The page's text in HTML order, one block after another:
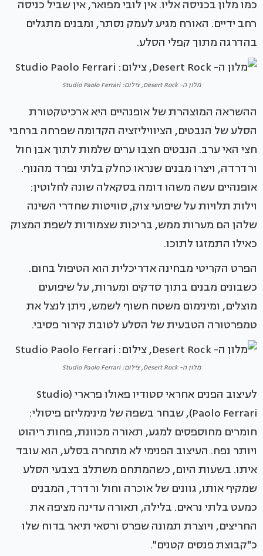
כמו מלון בכניסה אליו. אין לובי מפואר, אין שביל כניסה
רחב ידיים. האורח מגיע לעמק נסתר, ומבנים מתגלים
בהדרגה מתוך קפלי הסלע.
מלון ה- Desert Rock, צילום: Studio Paolo Ferrari
ההשראה המוצהרת של אופנהיים היא ארכיטקטורת
הסלע של הנבטים, הציוויליזציה הקדומה שפרחה ברחבי
חצי האי ערב. הנבטים חצבו ערים שלמות לתוך אבן חול
ורדרדה, ויצרו מבנים שנראו כחלק בלתי נפרד מהנוף.
אופנהיים עשה משהו דומה בסקאלה שונה לחלוטין:
וילות תלויות על שיפועי צוק, סוויטות שחדרי השינה
שלהן הם מערות ממש, בריכות שצמודות לשפת המצוק
כאילו התמזגו לתוכו.
הפרט הקריטי מבחינה אדריכלית הוא הטיפול בחום.
כשבונים מבנים בתוך סדקים ומערות, על שיפועים
מוצלים, ומינימום משטח חשוף לשמש, ניתן לנצל את
טמפרטורה הטבעית של הסלע לטובת קירור פסיבי.
מלון ה- Desert Rock, צילום: Studio Paolo Ferrari
לעיצוב הפנים אחראי סטודיו פאולו פרארי (Studio
Paolo Ferrari), שבחר בשפה של מינימליזם פיסולי:
חומרים מחוספסים למגע, תאורה מכוונת, פחות ריהוט
ויותר נפח. העיצוב הפנימי לא מתחרה בסלע, הוא עובד
איתו. בשעות היום, כשהמתחם משתלב בצבעי הסלע
שמקיף אותו, גוונים של אוכרה וחול ורדרד, המבנים
כמעט בלתי נראים. בלילה, תאורה עדינה מציפה את
החריצים, ויוצרת תמונה שפרס ורסאי תיאר בדוח שלו
כ"קבוצת פנסים קטנים".